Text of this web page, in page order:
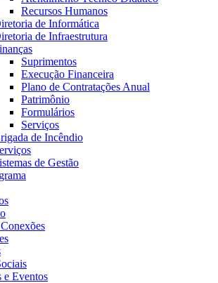
Recursos Humanos
de Informática
de Infraestrutura
Suprimentos
Execução Financeira
Plano de Contratações Anual
Patrimônio
Formulários
Serviços
de Incêndio
de Gestão
e Eventos